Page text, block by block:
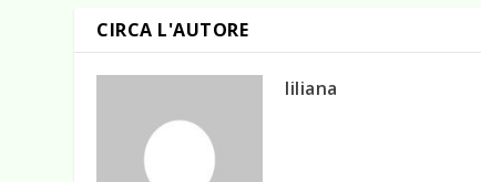
CIRCA L'AUTORE
liliana